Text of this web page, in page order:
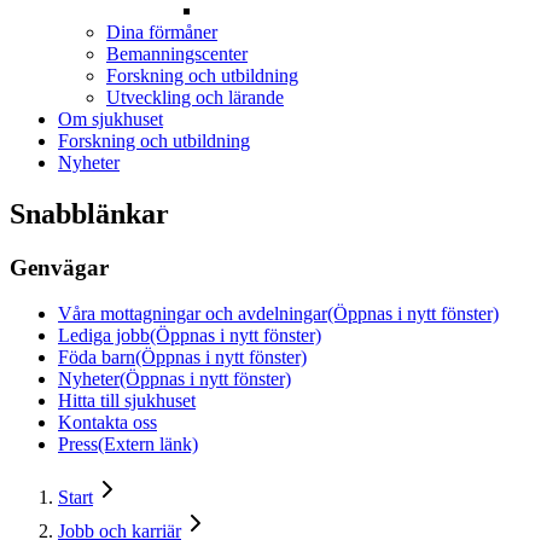
Dina förmåner
Bemanningscenter
Forskning och utbildning
Utveckling och lärande
Om sjukhuset
Forskning och utbildning
Nyheter
Snabblänkar
Genvägar
Våra mottagningar och avdelningar(Öppnas i nytt fönster)
Lediga jobb(Öppnas i nytt fönster)
Föda barn(Öppnas i nytt fönster)
Nyheter(Öppnas i nytt fönster)
Hitta till sjukhuset
Kontakta oss
Press(Extern länk)
Start
Jobb och karriär